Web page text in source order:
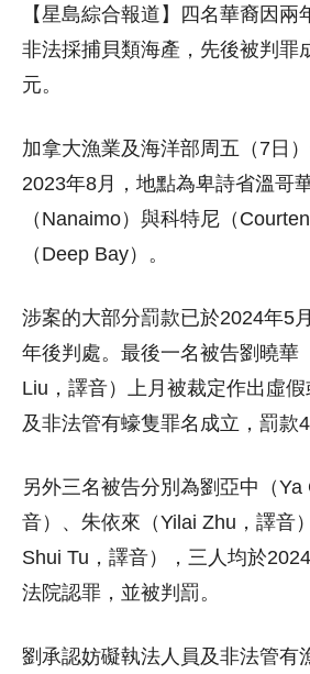
【星島綜合報道】四名華裔因兩
非法採捕貝類海產，先後被判罪
元。
加拿大漁業及海洋部周五（7日
2023年8月，地點為卑詩省溫哥
（Nanaimo）與科特尼（
（Deep Bay）。
涉案的大部分罰款已於2024年5
年後判處。最後一名被告劉曉華
Liu，譯音）上月被裁定作出虛
及非法管有蠔隻罪名成立，罰款
另外三名被告分別為劉亞中（
音）、朱依來（Yilai Zhu，譯音
Shui Tu，譯音），三人均於
法院認罪，並被判罰。
劉承認妨礙執法人員及非法管有